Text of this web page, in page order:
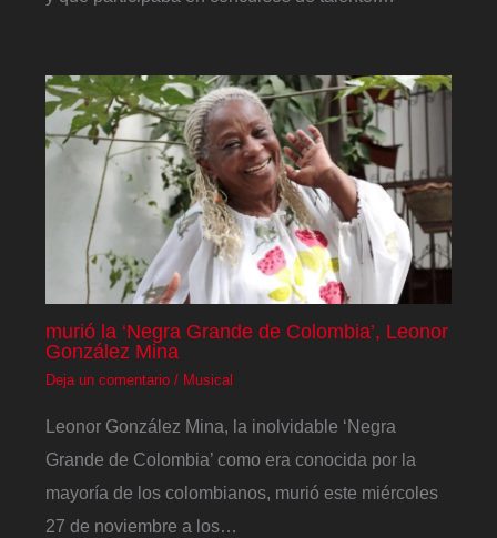
murió la ‘Negra Grande de Colombia’, Leonor
González Mina
Deja un comentario / Musical
Leonor González Mina, la inolvidable ‘Negra
Grande de Colombia’ como era conocida por la
mayoría de los colombianos, murió este miércoles
27 de noviembre a los…